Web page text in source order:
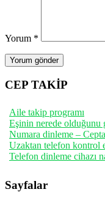
Yorum *
CEP TAKİP
Aile takip programı
Eşinin nerede olduğunu
Numara dinleme –
Uzaktan telefon kontrol
Telefon dinleme cihazı
Sayfalar